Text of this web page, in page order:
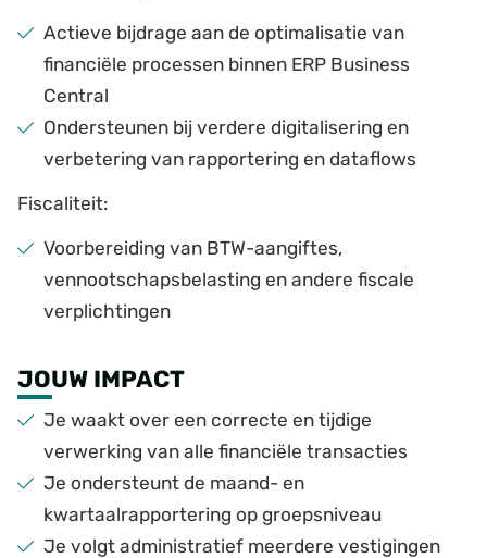
Actieve bijdrage aan de optimalisatie van
financiële processen binnen ERP Business
Central
Ondersteunen bij verdere digitalisering en
verbetering van rapportering en dataflows
Fiscaliteit:
Voorbereiding van BTW-aangiftes,
vennootschapsbelasting en andere fiscale
verplichtingen
JOUW IMPACT
Je waakt over een correcte en tijdige
verwerking van alle financiële transacties
Je ondersteunt de maand- en
kwartaalrapportering op groepsniveau
Je volgt administratief meerdere vestigingen